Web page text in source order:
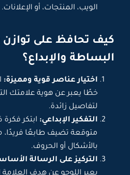
الويب، المنتجات، أو الإعلانات.
كيف تحافظ على توازن
البساطة والإبداع؟
اختيار عناصر قوية ومميزة:
خطًا يعبر عن هوية علامتك
لتفاصيل زائدة.
التفكير الإبداعي: ابتكر فكرة
متوقعة تضيف طابعًا فريدًا،
بالأشكال أو الحروف.
التركيز على الرسالة
يعبر اللوجو عن هدف العلامة